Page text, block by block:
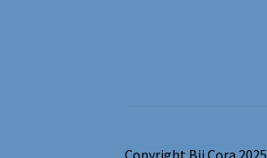
Copyright Bij Cora 2025